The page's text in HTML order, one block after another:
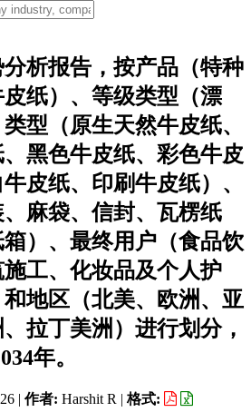
析报告，按产品（特种
纸）、等级类型（漂
型（原生天然牛皮纸、
黑色牛皮纸、彩色牛皮
皮纸、印刷牛皮纸）、
麻袋、信封、瓦楞纸
）、最终用户（食品饮
工、化妆品及个人护
地区（北美、欧洲、亚
拉丁美洲）进行划分，
年。
| 作者: Harshit R | 格式: